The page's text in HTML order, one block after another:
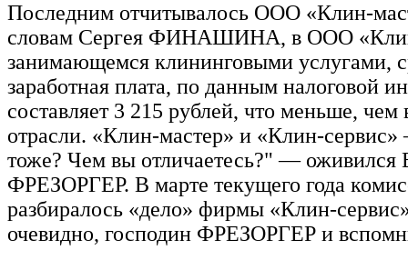
Последним отчитывалось ООО «Клин-
словам Сергея ФИНАШИНА, в ООО
занимающемся клининговыми услугами,
заработная плата, по данным налоговой
составляет 3 215 рублей, что меньше, чем
отрасли. «Клин-мастер» и «Клин-
тоже? Чем вы отличаетесь?" — оживился
ФРЕЗОРГЕР. В марте текущего года
разбиралось «дело» фирмы «Клин-
очевидно, господин ФРЕЗОРГЕР и